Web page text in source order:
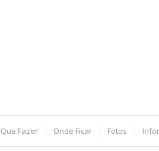
Fazer Onde Ficar Fotos